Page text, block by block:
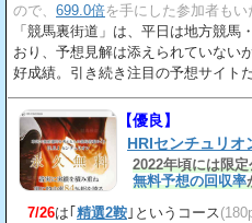
ので、 699.0倍を手にした参加者もい
「競馬裏街道」は、平日は地方競
おり、予想見解は添えられていないが
好成績。引き続き注目の予想サイトだ
【優良】
HRIセンチュリオ
2022年頃には限
無料予想の回収率
7/26は｢精選2鞍 ｣というコース